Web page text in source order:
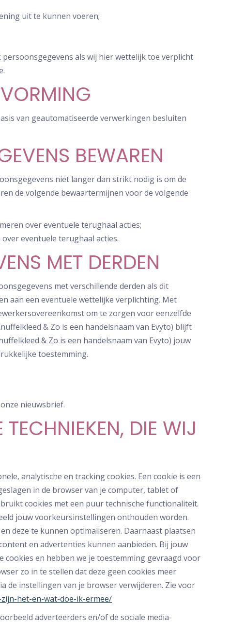
uit te kunnen voeren;
als wij hier wettelijk toe verplicht
van geautomatiseerde verwerkingen besluiten
BEWAREN
niet langer dan strikt nodig is om de
de volgende bewaartermijnen voor de volgende
over eventuele terughaal acties;
eventuele terughaal acties.
MET DERDEN
met verschillende derden als dit
aan een eventuele wettelijke verplichting. Met
om te zorgen voor eenzelfde
& Zo is een handelsnaam van Evyto) blijft
& Zo is een handelsnaam van Evyto) jouw
toestemming.
nieuwsbrief.
DIE WIJ
analytische en tracking cookies. Een cookie is een
in de browser van je computer, tablet of
cookies met een puur technische functionaliteit.
jouw voorkeursinstellingen onthouden worden.
deze te kunnen optimaliseren. Daarnaast plaatsen
en advertenties kunnen aanbieden. Bij jouw
en hebben we je toestemming gevraagd voor
zo in te stellen dat deze geen cookies meer
de instellingen van je browser verwijderen. Zie voor
het-en-wat-doe-ik-ermee/
adverteerders en/of de sociale media-